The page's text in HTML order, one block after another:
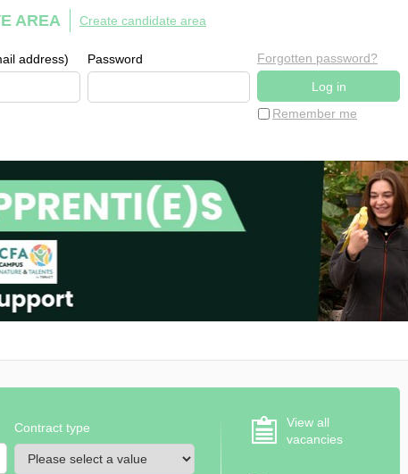
AREA
address) Password
Remember me
Forgotten password?
Create candidate area
Contract type
View all
vacancies